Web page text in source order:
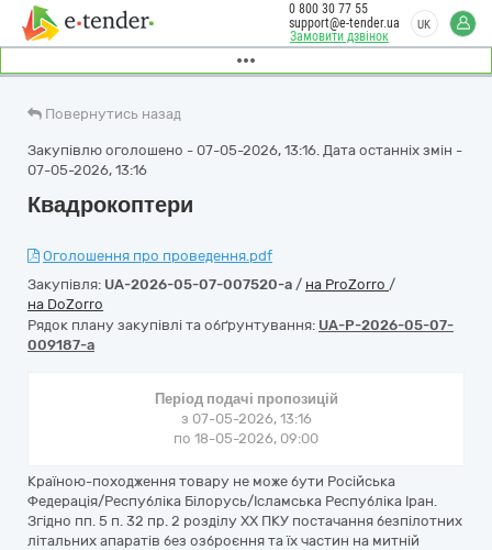
Замовити дзвінок
0 800 30 77 55
support@e-tender.ua
UK
Повернутись назад
Закупівлю оголошено - 07-05-2026, 13:16. Дата останніх змін -
07-05-2026, 13:16
Квадрокоптери
Оголошення про проведення.pdf
Закупівля: UA-2026-05-07-007520-a / на ProZorro /
на DoZorro
Рядок плану закупівлі та обґрунтування: UA-P-2026-05-07-
009187-a
Період подачі пропозицій
з 07-05-2026, 13:16
по 18-05-2026, 09:00
Країною-походження товару не може бути Російська
Федерація/Республіка Білорусь/Ісламська Республіка Іран.
Згідно пп. 5 п. 32 пр. 2 розділу ХХ ПКУ постачання безпілотних
літальних апаратів без озброєння та їх частин на митній